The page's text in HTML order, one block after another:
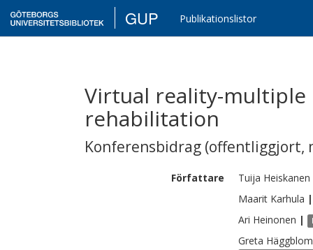
GUP Publikationslistor
Virtual reality-
rehabilitation
Konferensbidrag (offentliggjort,
Författare Tuija Heiskanen
Maarit Karhula |
Ari Heinonen |
Greta